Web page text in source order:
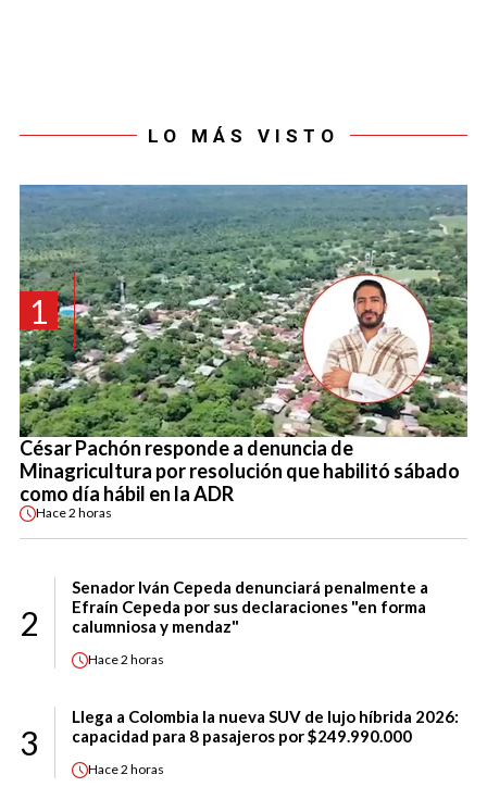
LO MÁS VISTO
1
César Pachón responde a denuncia de
Minagricultura por resolución que habilitó sábado
como día hábil en la ADR
Hace2 horas
2
Senador Iván Cepeda denunciará penalmente a
Efraín Cepeda por sus declaraciones "en forma
calumniosa y mendaz"
Hace2 horas
3
Llega a Colombia la nueva SUV de lujo híbrida 2026:
capacidad para 8 pasajeros por $249.990.000
Hace2 horas